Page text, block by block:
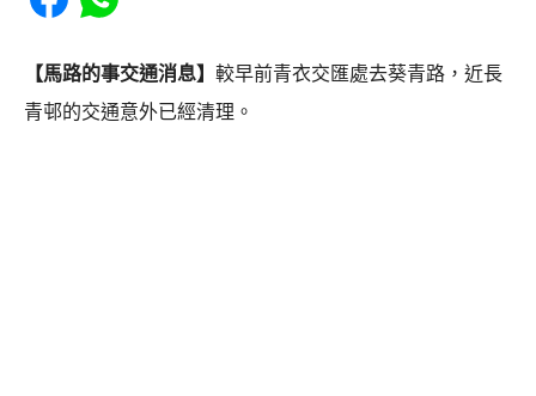
【馬路的事交通消息】 較早前青衣交匯處去葵青路，近長
青邨的交通意外已經清理。